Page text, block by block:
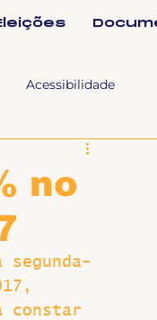
Acessibilidade
no
constar